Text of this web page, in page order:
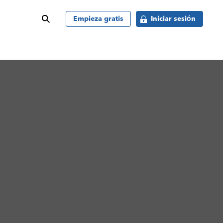
buscarEmpieza gratis Iniciar sesión